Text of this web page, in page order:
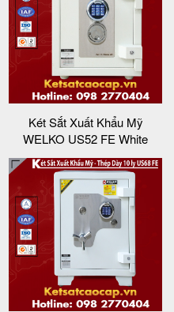
Két Sắt Xuất Khẩu Mỹ
WELKO US52 FE White